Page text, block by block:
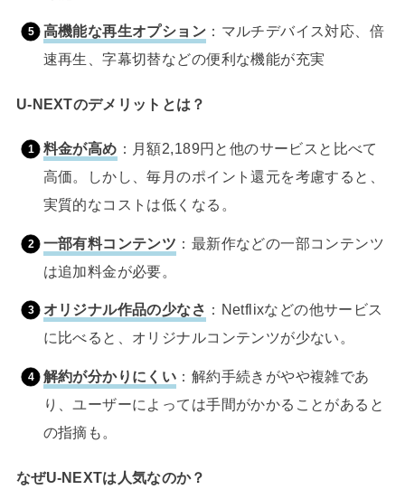
高機能な再生オプション ：マルチデバイス対応、倍
速再生、字幕切替などの便利な機能が充実
U-NEXTのデメリットとは？
料金が高め ：月額2,189円と他のサービスと比べて
高価。しかし、毎月のポイント還元を考慮すると、
実質的なコストは低くなる。
一部有料コンテンツ ：最新作などの一部コンテンツ
は追加料金が必要。
オリジナル作品の少なさ ：Netflixなどの他サービス
に比べると、オリジナルコンテンツが少ない。
解約が分かりにくい ：解約手続きがやや複雑であ
り、ユーザーによっては手間がかかることがあると
の指摘も。
なぜU-NEXTは人気なのか？